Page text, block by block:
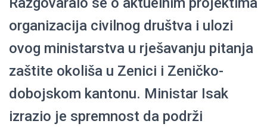
organizacija civilnog društva i ulozi
ovog ministarstva u rješavanju pitanja
zaštite okoliša u Zenici i Zeničko-
dobojskom kantonu. Ministar Isak
izrazio je spremnost da podrži